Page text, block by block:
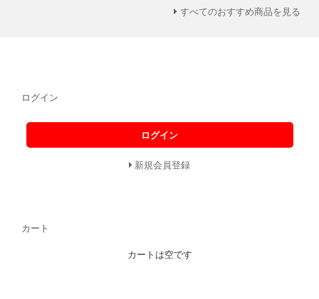
すべてのおすすめ商品を見る
ログイン
ログイン
新規会員登録
カート
カートは空です